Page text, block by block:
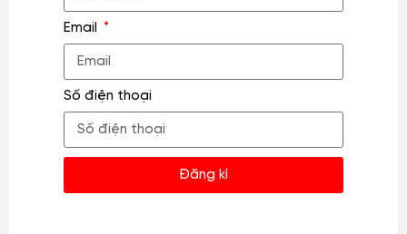
Email
Số điện thoại
Đăng kí